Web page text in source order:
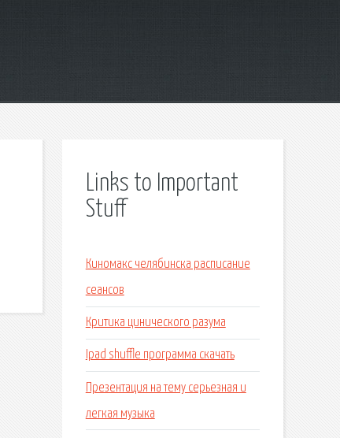
Links to Important
Stuff
Киномакс челябинска расписание
сеансов
Критика цинического разума
Ipad shuffle программа скачать
Презентация на тему серьезная и
легкая музыка